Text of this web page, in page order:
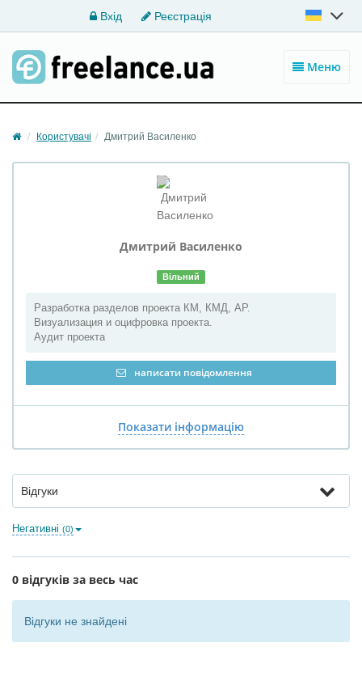
Вхід Реєстрація
Меню
Користувачі Дмитрий Василенко
Дмитрий Василенко
Вільний
Разработка разделов проекта КМ, КМД, АР.
Визуализация и оцифровка проекта.
Аудит проекта
написати повідомлення
Показати інформацію
Відгуки
Негативні (0)
0 відгуків за весь час
Відгуки не знайдені